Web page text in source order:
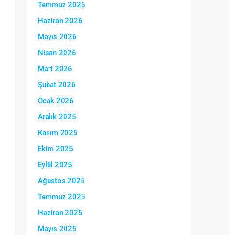
Temmuz 2026
Haziran 2026
Mayıs 2026
Nisan 2026
Mart 2026
Şubat 2026
Ocak 2026
Aralık 2025
Kasım 2025
Ekim 2025
Eylül 2025
Ağustos 2025
Temmuz 2025
Haziran 2025
Mayıs 2025